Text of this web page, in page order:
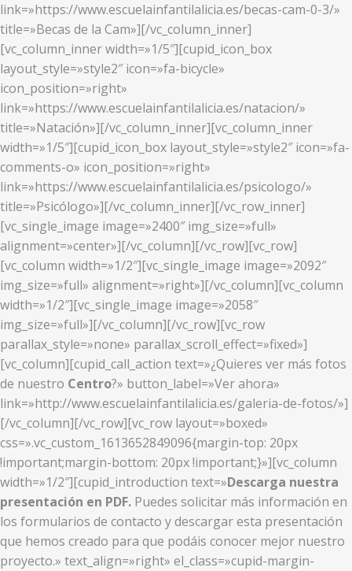
link=»https://www.escuelainfantilalicia.es/becas-cam-0-3/»
title=»Becas de la Cam»][/vc_column_inner]
[vc_column_inner width=»1/5″][cupid_icon_box
layout_style=»style2″ icon=»fa-bicycle»
icon_position=»right»
link=»https://www.escuelainfantilalicia.es/natacion/»
title=»Natación»][/vc_column_inner][vc_column_inner
width=»1/5″][cupid_icon_box layout_style=»style2″ icon=»fa-
comments-o» icon_position=»right»
link=»https://www.escuelainfantilalicia.es/psicologo/»
title=»Psicólogo»][/vc_column_inner][/vc_row_inner]
[vc_single_image image=»2400″ img_size=»full»
alignment=»center»][/vc_column][/vc_row][vc_row]
[vc_column width=»1/2″][vc_single_image image=»2092″
img_size=»full» alignment=»right»][/vc_column][vc_column
width=»1/2″][vc_single_image image=»2058″
img_size=»full»][/vc_column][/vc_row][vc_row
parallax_style=»none» parallax_scroll_effect=»fixed»]
[vc_column][cupid_call_action text=»¿Quieres ver más fotos
de nuestro Centro?» button_label=»Ver ahora»
link=»http://www.escuelainfantilalicia.es/galeria-de-fotos/»]
[/vc_column][/vc_row][vc_row layout=»boxed»
css=».vc_custom_1613652849096{margin-top: 20px
!important;margin-bottom: 20px !important;}»][vc_column
width=»1/2″][cupid_introduction text=»Descarga nuestra
presentación en PDF. Puedes solicitar más información en
los formularios de contacto y descargar esta presentación
que hemos creado para que podáis conocer mejor nuestro
proyecto.» text_align=»right» el_class=»cupid-margin-